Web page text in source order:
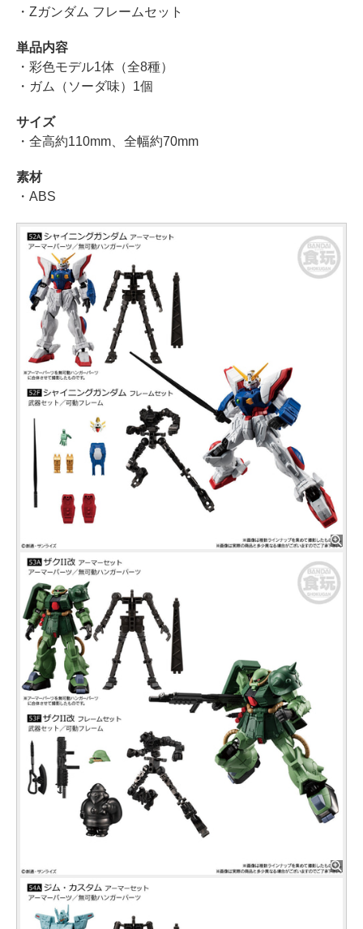
・Zガンダム フレームセット
単品内容
・彩色モデル1体（全8種）
・ガム（ソーダ味）1個
サイズ
・全高約110mm、全幅約70mm
素材
・ABS